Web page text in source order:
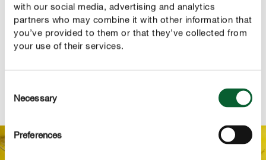
with our social media, advertising and analytics
partners who may combine it with other information that
you’ve provided to them or that they’ve collected from
your use of their services.
Selection
Necessary
Preferences
GRANUPLANT jako dodatek
Granulat może być także dodatkiem uszlachetniającym
zwykłe podłoże. Dzięki wymieszaniu granulatu z